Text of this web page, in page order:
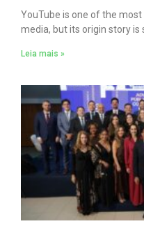
YouTube is one of the
media, but its origin story
Leia mais »